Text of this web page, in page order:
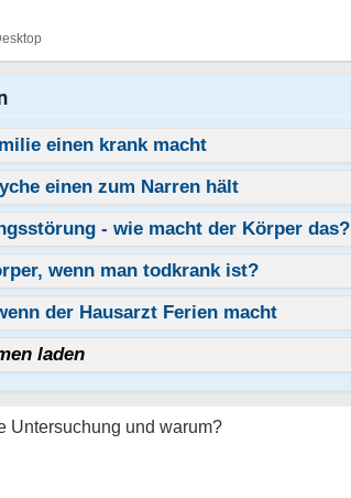
einen krank macht
einen zum Narren hält
- wie macht der Körper das?
wenn man todkrank ist?
der Hausarzt Ferien macht
laden
Untersuchung und warum?